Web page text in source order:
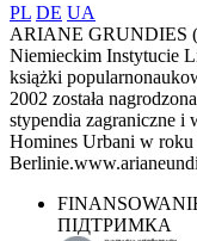
PL DE UA
ARIANE GRUNDIES
Niemieckim Instytucie
książki
2002 została
stypendia zagraniczne i
Homines Urbani w
ПІДТРИМКА